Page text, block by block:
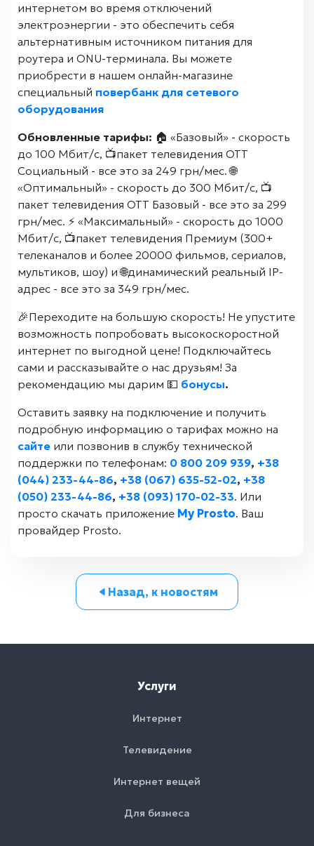
интернетом во время отключений
электроэнергии - это обеспечить себя
альтернативным источником питания для
роутера и ONU-терминала. Вы можете
приобрести в нашем онлайн-магазине
специальный повербанк для сетевого
оборудования
Обновленные тарифы: 🏠 «Базовый» - скорость
до 100 Мбит/с, 📺пакет телевидения ОТТ
Социальный - все это за 249 грн/мес. 🌐
«Оптимальный» - скорость до 300 Мбит/с, 📺
пакет телевидения ОТТ Базовый - все это за 299
грн/мес. ⚡️ «Максимальный» - скорость до 1000
Мбит/с, 📺пакет телевидения Премиум (300+
телеканалов и более 20000 фильмов, сериалов,
мультиков, шоу) и 🌐динамический реальный IP-
адрес - все это за 349 грн/мес.
🎉Переходите на большую скорость! Не упустите
возможность попробовать высокоскоростной
интернет по выгодной цене! Подключайтесь
сами и рассказывайте о нас друзьям! За
рекомендацию мы дарим 💵 бонусы.
Оставить заявку на подключение и получить
подробную информацию о тарифах можно на
сайте или позвонив в службу технической
поддержки по телефонам: 0 800 209 939, +38
(044) 233-44-86, +38 (067) 635-52-02, +38
(050) 233-44-86, +38 (093) 170-02-33. Или
просто скачать приложение My Prosto. Ваш
провайдер Prosto.
Назад, к новостям
Услуги
Интернет
Телевидение
Интернет вещей
Для бизнеса